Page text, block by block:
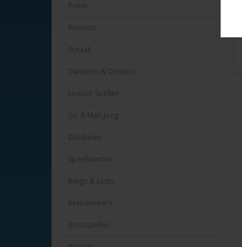
Poker
Roulette
Schaak
Dammen & Domino
Houten Spellen
Go & Mah-Jong
Dobbelen
Speelkaarten
Bingo & Lotto
Breinbrekers
Bordspellen